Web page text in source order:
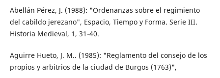
Abellán Pérez, J. (1988): "Ordenanzas sobre el regimiento
del cabildo jerezano", Espacio, Tiempo y Forma. Serie III.
Historia Medieval, 1, 31-40.
Aguirre Hueto, J. M.. (1985): "Reglamento del consejo de los
propios y arbitrios de la ciudad de Burgos (1763)",